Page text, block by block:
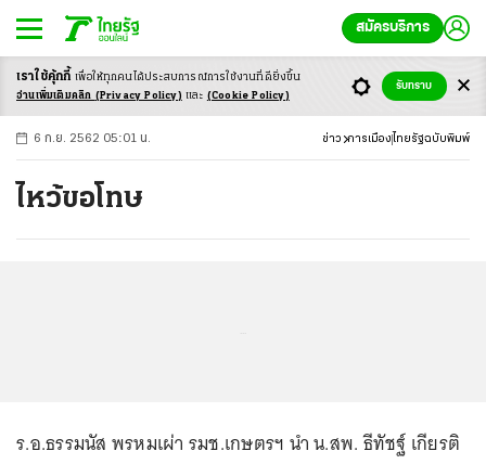
สมัครบริการ
-ก ก ก+
6 ก.ย. 2562 05:01 น. ข่าว การเมือง ไทยรัฐฉบับพิมพ์
ไหว้ขอโทษ
ร.อ.ธรรมนัส พรหมเผ่า รมช.เกษตรฯ นำ น.สพ. ธีทัชฐ์ เกียรติ
เราใช้คุ้กกี้ เพื่อให้ทุกคนได้ประสบการณ์การใช้งานที่ดียิ่งขึ้น
อ่านเพิ่มเติมคลิก (Privacy Policy) และ (Cookie Policy)
รับทราบ